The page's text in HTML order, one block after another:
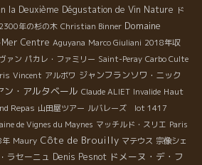
la Deuxième Dégustation de Vin Nature ド
2300年の杉の木 Christian Binner Domaine
Centre Aguyana Marco Giuliani 2018年収
ァン パカレ・ファミリー Saint-Peray Carbo Culte
Vincent アルボワ ジャンフランソワ・ニック
ン・アルタベール Claude ALIET Invalide Haut
Repas 山田屋ツアー ルバレーズ lot 1417
de Vignes du Maynes マッチルド・スリエ Paris
年 Maury Côte de Brouilly マテウス 宗像シェ
ラセーニュ Denis Pesnot ドメーヌ・デ・フ